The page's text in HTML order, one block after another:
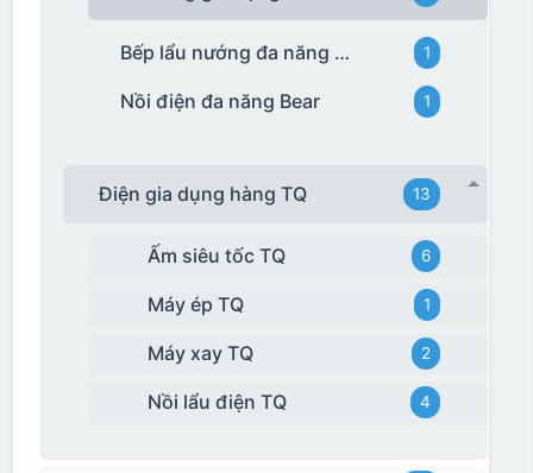
Bếp lẩu nướng đa năng Bear 1
Nồi điện đa năng Bear 1
Điện gia dụng hàng TQ 13
Ấm siêu tốc TQ 6
Máy ép TQ 1
Máy xay TQ 2
Nồi lẩu điện TQ 4